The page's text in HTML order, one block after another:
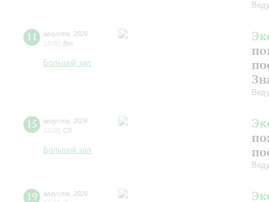
11 августа
2026
13:00 Вт
Большой зал
15 августа
2026
12:00 Сб
Большой зал
19 августа
2026